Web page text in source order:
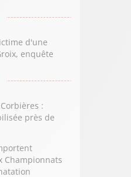
d'une
enquête
:
près de
Championnats